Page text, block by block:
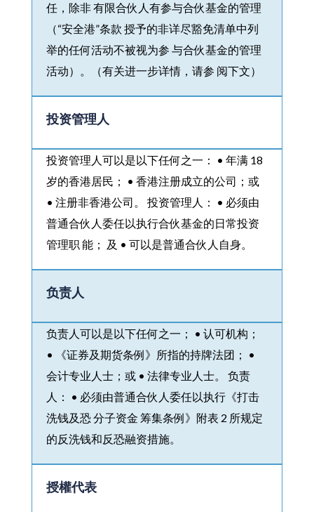
任，除非 有限合伙人有参与合伙基金的管理
（“安全港”条款 授予的非详尽豁免清单中列
举的任何活动不被视为参 与合伙基金的管理
活动）。（有关进一步详情，请参 阅下文）
投资管理人
投资管理人可以是以下任何之一： • 年满 18
岁的香港居民； • 香港注册成立的公司；或
• 注册非香港公司。 投资管理人： • 必须由
普通合伙人委任以执行合伙基金的日常投资
管理职 能； 及 • 可以是普通合伙人自身。
负责人
负责人可以是以下任何之一； • 认可机构；
• 《证券及期货条例》所指的持牌法团； •
会计专业人士；或 • 法律专业人士。 负责
人： • 必须由普通合伙人委任以执行《打击
洗钱及恐 分子资金 筹集条例》附表 2 所规定
的反洗钱和反恐融资措施。
授權代表